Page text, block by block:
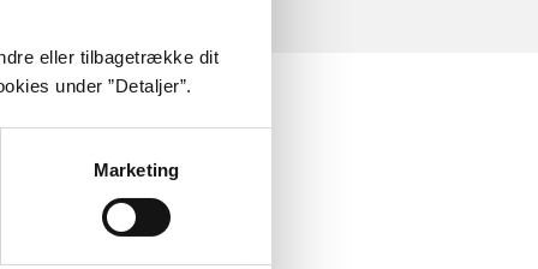
eller tilbagetrække dit
under ”Detaljer”.
Marketing